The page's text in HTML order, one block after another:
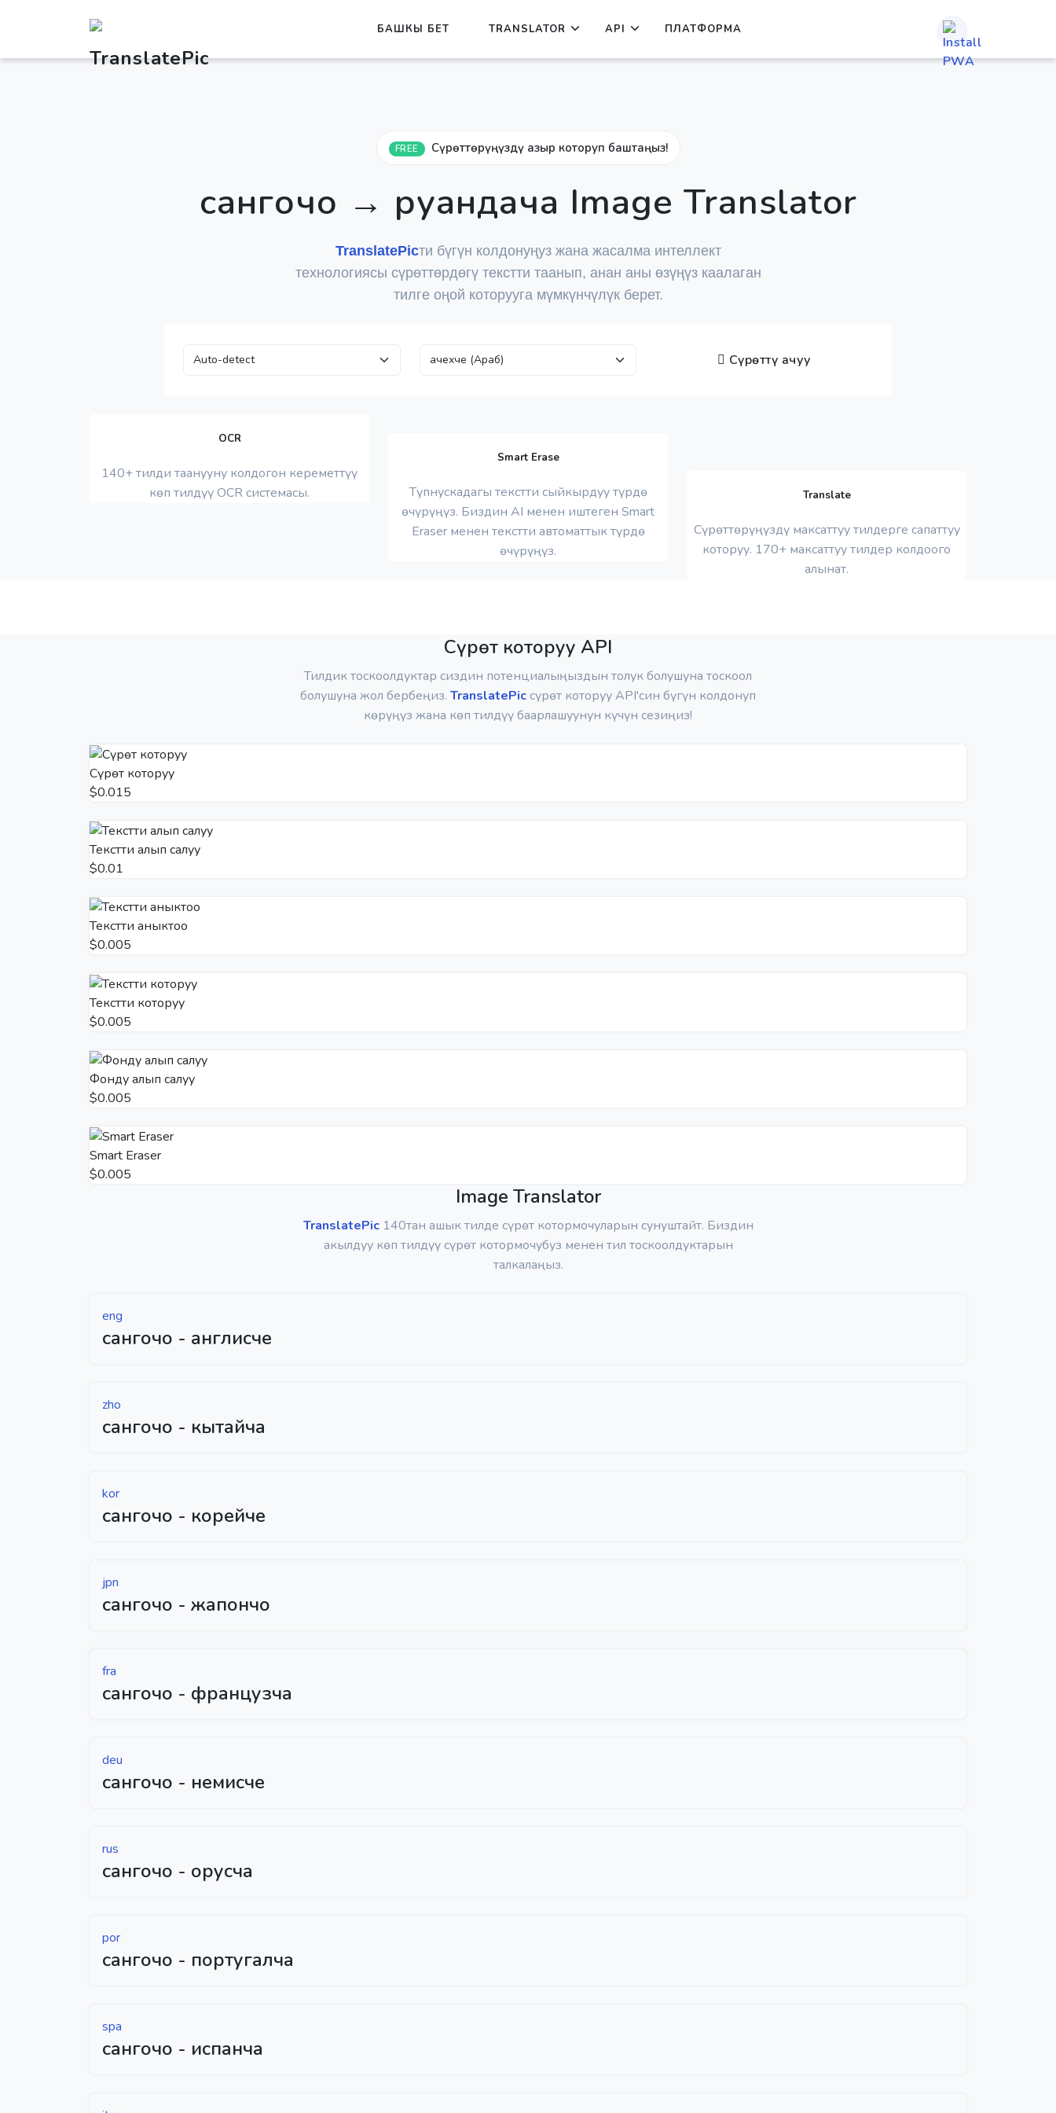
БАШКЫ БЕТ TRANSLATOR API ПЛАТФОРМА
FREE Сүрөттөрүңүздү азыр которуп баштаңыз!
сангочо → руандача Image Translator
TranslatePicти бүгүн колдонуңуз жана жасалма интеллект
технологиясы сүрөттөрдөгү текстти таанып, анан аны өзүңүз каалаган
тилге оңой которууга мүмкүнчүлүк берет.
Сүрөттү ачуу
OCR
140+ тилди таанууну колдогон кереметтүү
көп тилдүү OCR системасы.
Smart Erase
Түпнускадагы текстти сыйкырдуу түрдө
өчүрүңүз. Биздин AI менен иштеген Smart
Eraser менен текстти автоматтык түрдө
өчүрүңүз.
Translate
Сүрөттөрүңүздү максаттуу тилдерге сапаттуу
которуу. 170+ максаттуу тилдер колдоого
алынат.
Сүрөт которуу API
Тилдик тоскоолдуктар сиздин потенциалыңыздын толук болушуна тоскоол
болушуна жол бербеңиз. TranslatePicсүрөт которуу API'син бүгүн колдонуп
көрүңүз жана көп тилдүү баарлашуунун күчүн сезиңиз!
Сүрөт которуу
$0.015
Текстти алып салуу
$0.01
Текстти аныктоо
$0.005
Текстти которуу
$0.005
Фонду алып салуу
$0.005
Smart Eraser
$0.005
Image Translator
TranslatePic140тан ашык тилде сүрөт котормочуларын сунуштайт. Биздин
акылдуу көп тилдүү сүрөт котормочубуз менен тил тоскоолдуктарын
талкалаңыз.
eng
сангочо - англисче
zho
сангочо - кытайча
kor
сангочо - корейче
jpn
сангочо - жапончо
fra
сангочо - французча
deu
сангочо - немисче
rus
сангочо - орусча
por
сангочо - португалча
spa
сангочо - испанча